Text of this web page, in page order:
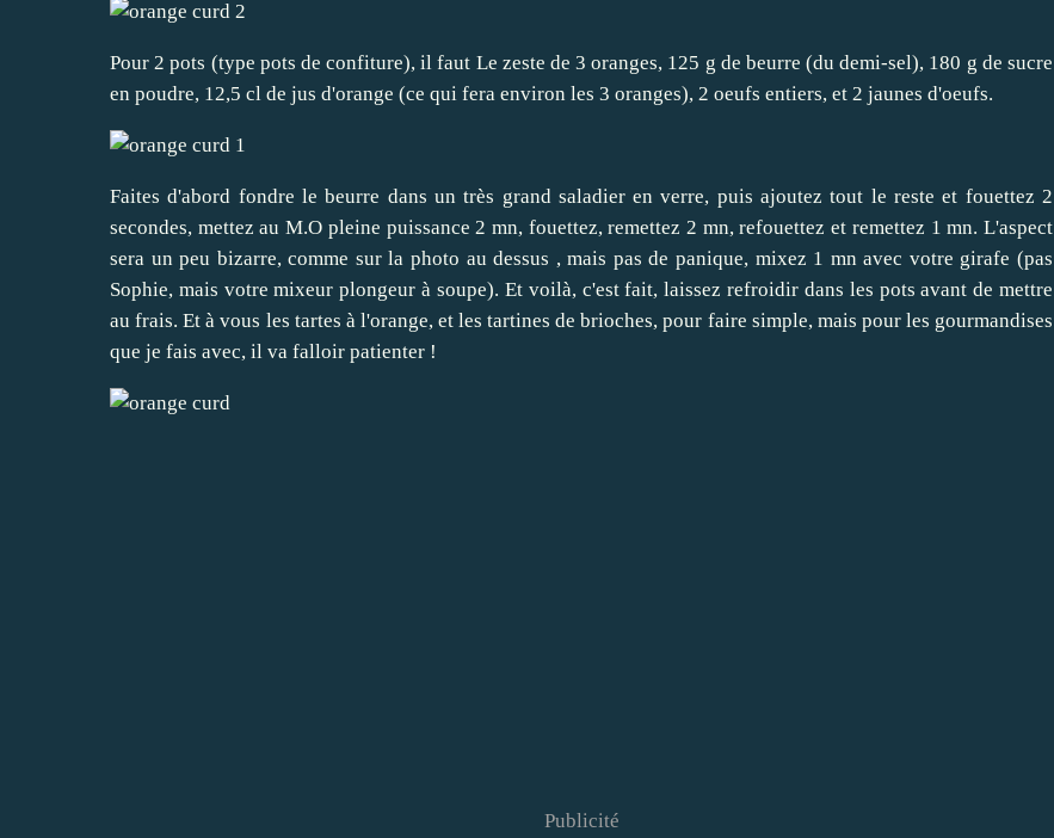
Pour 2 pots (type pots de confiture), il faut Le zeste de 3 oranges, 125 g de beurre (du demi-sel), 180 g de sucre
en poudre, 12,5 cl de jus d'orange (ce qui fera environ les 3 oranges), 2 oeufs entiers, et 2 jaunes d'oeufs.
Faites d'abord fondre le beurre dans un très grand saladier en verre, puis ajoutez tout le reste et fouettez 2
secondes, mettez au M.O pleine puissance 2 mn, fouettez, remettez 2 mn, refouettez et remettez 1 mn. L'aspect
sera un peu bizarre, comme sur la photo au dessus , mais pas de panique, mixez 1 mn avec votre girafe (pas
Sophie, mais votre mixeur plongeur à soupe). Et voilà, c'est fait, laissez refroidir dans les pots avant de mettre
au frais. Et à vous les tartes à l'orange, et les tartines de brioches, pour faire simple, mais pour les gourmandises
que je fais avec, il va falloir patienter !
Publicité